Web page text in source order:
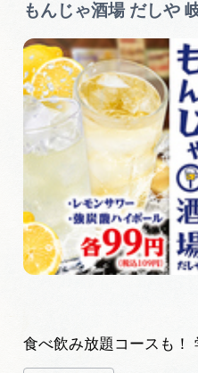
もんじゃ酒場 だしや
食べ飲み放題コースも！